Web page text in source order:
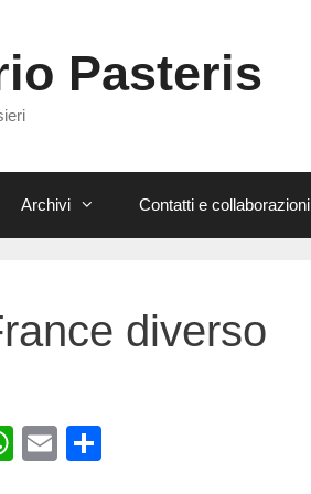
Pasteris
Archivi Contatti e collaborazioni
diverso
W
E